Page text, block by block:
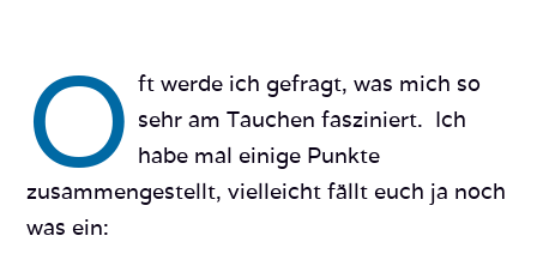
O ft werde ich gefragt, was mich so
sehr am Tauchen fasziniert. Ich
habe mal einige Punkte
zusammengestellt, vielleicht fällt euch ja noch
was ein: